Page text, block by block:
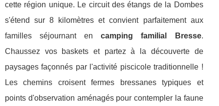
cette région unique. Le circuit des étangs de la Dombes
s'étend sur 8 kilomètres et convient parfaitement aux
familles séjournant encamping familial Bresse.
Chaussez vos baskets et partez à la découverte de
paysages façonnés par l'activité piscicole traditionnelle !
Les chemins croisent fermes bressanes typiques et
points d'observation aménagés pour contempler la faune